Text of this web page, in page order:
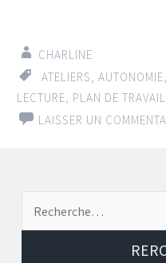
CHARLINE
ATELIERS, AUTONOMIE,
LECTURE, PLAN DE TRAVAIL
LAISSER UN